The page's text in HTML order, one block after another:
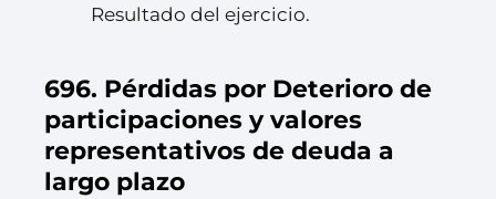
Resultado del ejercicio.
696. Pérdidas por Deterioro de
participaciones y valores
representativos de deuda a
largo plazo